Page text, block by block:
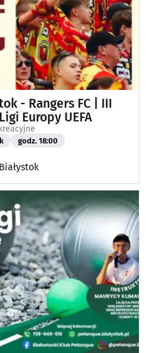
- Rangers FC | III
Europy UEFA
godz. 18:00